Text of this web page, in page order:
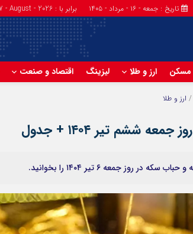
تاریخ : جمعه - ۱۶ - مرداد - ۱۴۰۵ برابر با : Friday - 7 - August - 2026
مسکن ارز و طلا لیزینگ اقتصاد و صنعت
/ ارز و طلا
ششم تیر ۱۴۰۴ + جدول
روز جمعه ۶ تیر ۱۴۰۴ را بخوانید.